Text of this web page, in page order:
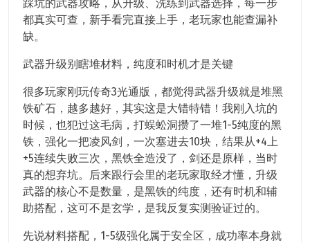
踩坑的武器攻略，从升级、洗练到武器选择，每一步
都真实可查，新手看完直接上手，老玩家也能查漏补
缺。
武器升级别瞎堆材料，纯度和时机才是关键
很多玩家刚玩传奇3光通版，都觉得武器升级就是堆黑
铁矿石，越多越好，其实这是大错特错！我刚入坑的
时候，也犯过这毛病，打蜈蚣洞攒了一堆1-5纯度的黑
铁，强化一把凌风剑，一次塞进去10块，结果从+4上
+5连续失败三次，黑铁全造没了，剑还是原样，当时
真的想弃坑。后来跟行会里的老玩家取经才懂，升级
武器的核心不是数量，是黑铁的纯度，还有时机和辅
助搭配，这可不是玄学，是我反复实测验证过的。
先说材料搭配，1-5级强化属于安全区，成功率本身就